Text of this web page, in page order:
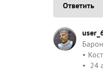
Ответить
24